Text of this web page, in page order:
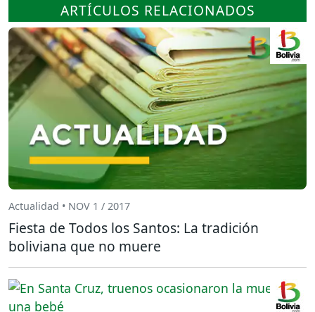
ARTÍCULOS RELACIONADOS
Actualidad • NOV 1 / 2017
Fiesta de Todos los Santos: La tradición
boliviana que no muere